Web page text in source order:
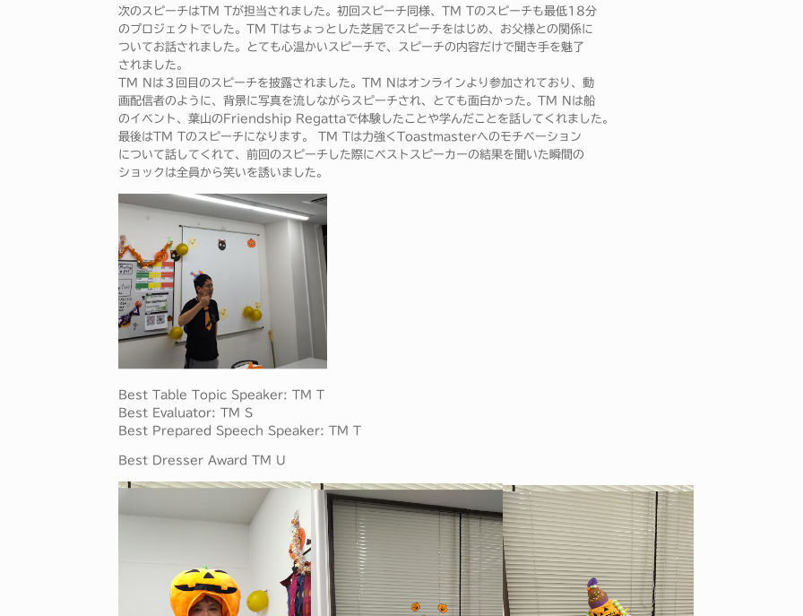
次のスピーチはTM Tが担当されました。初回スピーチ同様、TM Tのスピーチも最低18分
のプロジェクトでした。TM Tはちょっとした芝居でスピーチをはじめ、お父様との関係に
ついてお話されました。とても心温かいスピーチで、スピーチの内容だけで聞き手を魅了
されました。
TM Nは３回目のスピーチを披露されました。TM Nはオンラインより参加されており、動
画配信者のように、背景に写真を流しながらスピーチされ、とても面白かった。TM Nは船
のイベント、葉山のFriendship Regattaで体験したことや学んだことを話してくれました。
最後はTM Tのスピーチになります。 TM Tは力強くToastmasterへのモチベーション
について話してくれて、前回のスピーチした際にベストスピーカーの結果を聞いた瞬間の
ショックは全員から笑いを誘いました。
Best Table Topic Speaker: TM T
Best Evaluator: TM S
Best Prepared Speech Speaker: TM T
Best Dresser Award TM U